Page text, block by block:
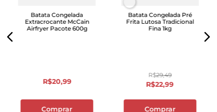
Batata Congelada
Extracrocante McCain
Airfryer Pacote 600g
R$20,99
Comprar
Batata Congelada Pré
Frita Lutosa Tradicional
Fina 1kg
R$29,49
R$22,99
Comprar